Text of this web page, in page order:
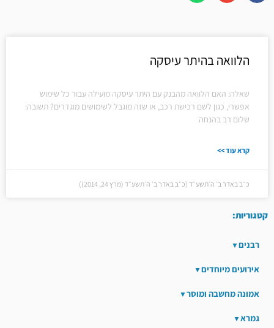
הלוואה בהיתר עיסקה
שאלה: האם הלוואה מהבנק עם היתר עיסקה מועילה עבור כל שימוש
אפשרי, כגון לשם רכישת רכב, או שזה מוגבל לשימושים מוגדרים? תשובה:
שלום רב בהנחה
קרא עוד >>
כ״ב באדר ב׳ ה׳תשע״ד (כ״ב באדר ב׳ ה׳תשע״ד (מרץ 24, 2014))
קטגוריות:
רבנים
אירועים מיוחדים
אמונה מחשבה ומוסר
גמרא